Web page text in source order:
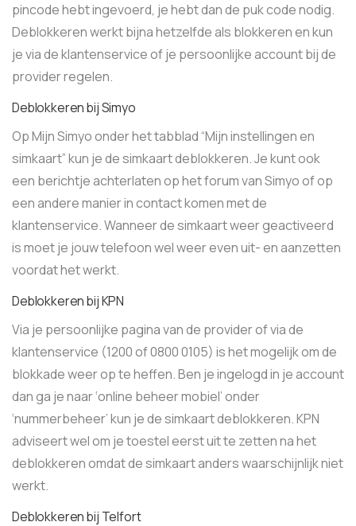
pincode hebt ingevoerd, je hebt dan de puk code nodig.
Deblokkeren werkt bijna hetzelfde als blokkeren en kun
je via de klantenservice of je persoonlijke account bij de
provider regelen.
Deblokkeren bij Simyo
Op Mijn Simyo onder het tabblad “Mijn instellingen en
simkaart” kun je de simkaart deblokkeren. Je kunt ook
een berichtje achterlaten op het forum van Simyo of op
een andere manier in contact komen met de
klantenservice. Wanneer de simkaart weer geactiveerd
is moet je jouw telefoon wel weer even uit- en aanzetten
voordat het werkt.
Deblokkeren bij KPN
Via je persoonlijke pagina van de provider of via de
klantenservice (1200 of 0800 0105) is het mogelijk om de
blokkade weer op te heffen. Ben je ingelogd in je account
dan ga je naar ‘online beheer mobiel’ onder
‘nummerbeheer’ kun je de simkaart deblokkeren. KPN
adviseert wel om je toestel eerst uit te zetten na het
deblokkeren omdat de simkaart anders waarschijnlijk niet
werkt.
Deblokkeren bij Telfort